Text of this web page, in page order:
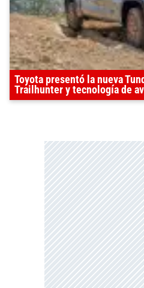
Toyota presentó la nueva
Trailhunter y tecnología de